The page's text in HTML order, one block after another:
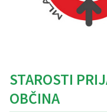
STAROSTI
OBČINA